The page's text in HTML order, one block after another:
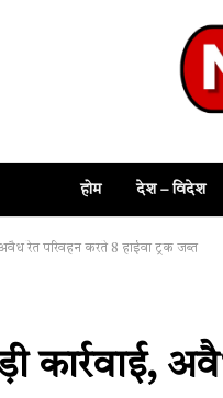
होम देश – विदेश
रेत परिवहन करते 8 हाईवा ट्रक जब्त
कार्रवाई,